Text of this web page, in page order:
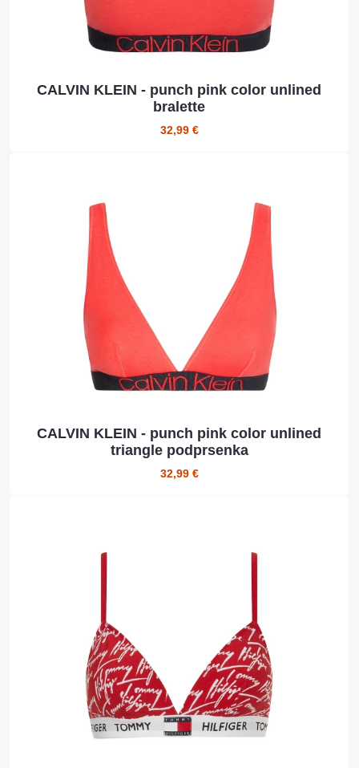
CALVIN KLEIN - punch pink color unlined
bralette
32,99 €
CALVIN KLEIN - punch pink color unlined
triangle podprsenka
32,99 €